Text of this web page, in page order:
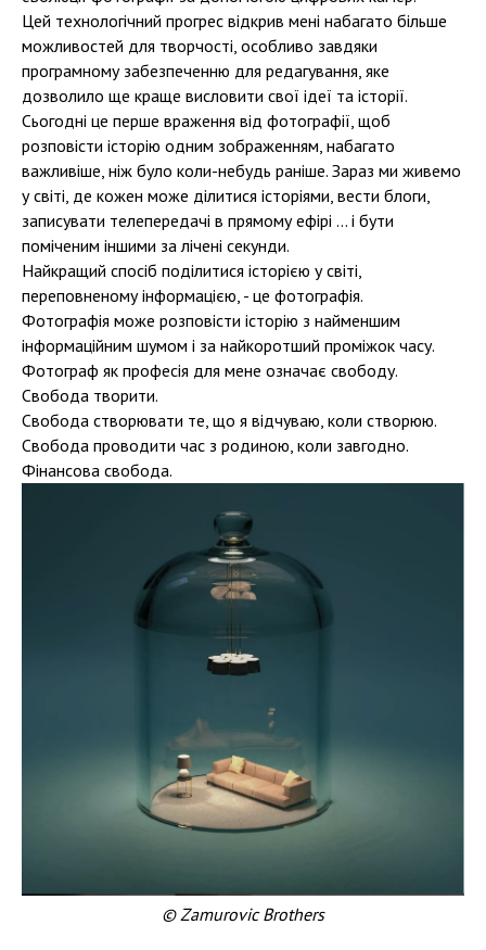
Цей технологічний прогрес відкрив мені набагато більше
можливостей для творчості, особливо завдяки
програмному забезпеченню для редагування, яке
дозволило ще краще висловити свої ідеї та історії.
Сьогодні це перше враження від фотографії, щоб
розповісти історію одним зображенням, набагато
важливіше, ніж було коли-небудь раніше. Зараз ми живемо
у світі, де кожен може ділитися історіями, вести блоги,
записувати телепередачі в прямому ефірі ... і бути
поміченим іншими за лічені секунди.
Найкращий спосіб поділитися історією у світі,
переповненому інформацією, - це фотографія.
Фотографія може розповісти історію з найменшим
інформаційним шумом і за найкоротший проміжок часу.
Фотограф як професія для мене означає свободу.
Свобода творити.
Свобода створювати те, що я відчуваю, коли створюю.
Свобода проводити час з родиною, коли завгодно.
Фінансова свобода.
© Zamurovic Brothers